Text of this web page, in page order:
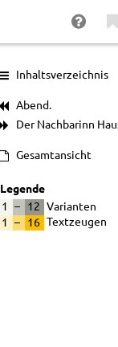
Inhaltsverzeichnis
Abend.
Der Nachbarinn
Gesamtansicht
Legende
1 – 12
Varianten
1
– 16 Textzeugen